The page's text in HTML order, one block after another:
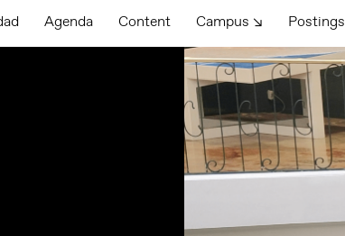
Agenda Content Campus ↘ Postings